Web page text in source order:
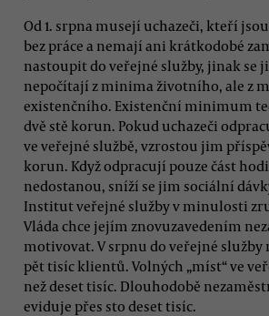
Od 1. srpna musejí uchazeči, kteří
bez práce a nemají ani krátkodobé
nastoupit do veřejné služby, jinak se
nepočítají z minima životního, ale z
existenčního. Existenční minimum
dvě stě korun. Pokud uchazeči
ve veřejné službě, vzrostou jim
korun. Když odpracují pouze část
nedostanou, sníží se jim sociální
Institut veřejné služby v minulosti
Vláda chce jejím znovuzavedením
motivovat. V srpnu do veřejné
pět tisíc klientů. Volných „míst“ ve
než deset tisíc. Dlouhodobě
eviduje přes sto deset tisíc.